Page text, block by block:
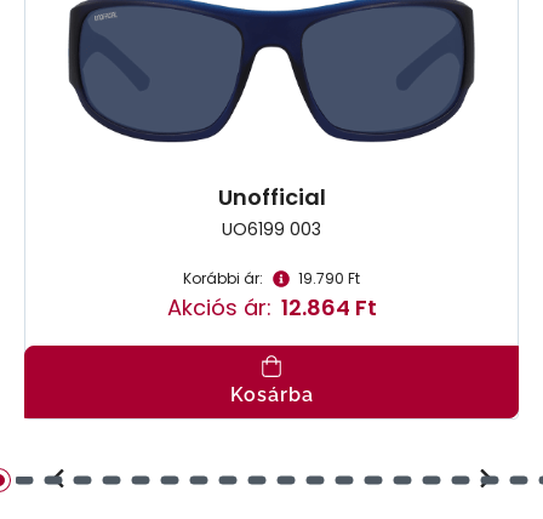
Unofficial
UO6199 003
Korábbi ár: 19.790 Ft
Akciós ár: 12.864 Ft
Kosárba